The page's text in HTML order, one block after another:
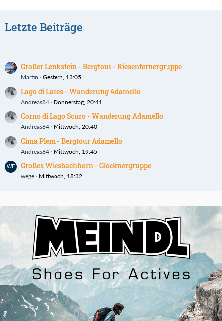
Letzte Beiträge
Großer Lenkstein - Bergtour - Riesenfernergruppe
Martin Gestern, 13:05
Lago di Lares - Wanderung Adamello
Andreas84 Donnerstag, 20:41
Corno di Lago Scuro - Wanderung Adamello
Andreas84 Mittwoch, 20:40
Cima Plem - Bergtour Adamello
Andreas84 Mittwoch, 19:45
Großes Wiesbachhorn - Glocknergruppe
wege Mittwoch, 18:32